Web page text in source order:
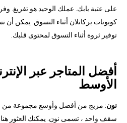
على عتبة بابك. عملك الوحيد هو تفريغ.
كوبونات بركاتلان أثناء التسوق. يمكن
توفير ثروة أثناء التسوق لمحتوى قلبك.
أفضل المتاجر عبر
الأوسط
نون: مزيج من أفضل وأوسع مجموعة من
سقف واحد ، تسمى نون. يمكنك العثور هنا